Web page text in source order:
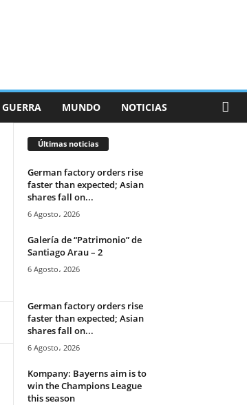
GUERRA MUNDO NOTICIAS
Últimas noticias
German factory orders rise
faster than expected; Asian
shares fall on...
6 Agosto، 2026
Galería de “Patrimonio” de
Santiago Arau – 2
6 Agosto، 2026
German factory orders rise
faster than expected; Asian
shares fall on...
6 Agosto، 2026
Kompany: Bayerns aim is to
win the Champions League
this season